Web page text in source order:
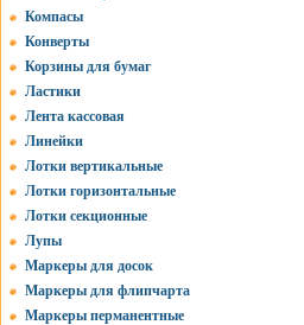
Компасы
Конверты
Корзины для бумаг
Ластики
Лента кассовая
Линейки
Лотки вертикальные
Лотки горизонтальные
Лотки секционные
Лупы
Маркеры для досок
Маркеры для флипчарта
Маркеры перманентные